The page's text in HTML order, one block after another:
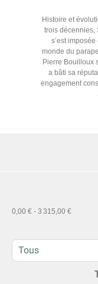
0,00 € - 3 315,00 €
Histoire et
trois décennies,
s’est
monde du
Pierre Bouilloux
a bâti sa
engagement